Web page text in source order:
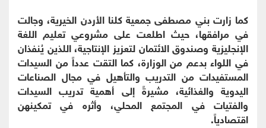
كما زارت بني مصطفى جمعية كلنا الأردن الخيرية، وجالت
في مرافقها، حيث اطلعت على مشروعي تعليم اللغة
الإنجليزية وصندوق الائتمان لتعزيز الإنتاجية، اللذين يُنفذان
في اللواء بدعم من الوزارة، كما التقت عدداً من السيدات
المستفيدات من التدريب والتأهيل في مجال الصناعات
اليدوية والغذائية، مشيرةً إلى أهمية تدريب السيدات
والفتيات في المجتمع المحلي، وأثره في تمكينهن
اقتصادياً.